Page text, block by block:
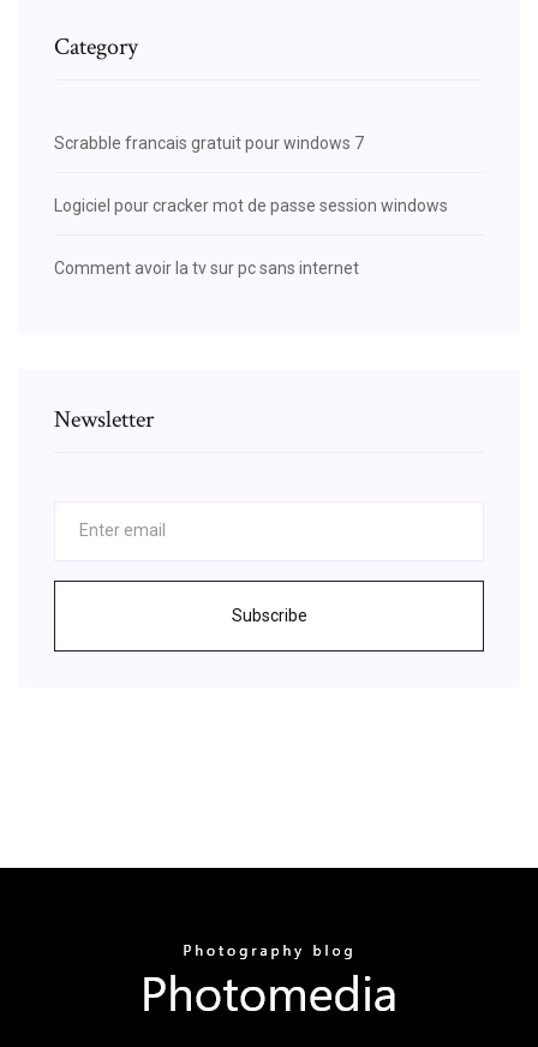
Category
Scrabble francais gratuit pour windows 7
Logiciel pour cracker mot de passe session windows
Comment avoir la tv sur pc sans internet
Newsletter
Subscribe